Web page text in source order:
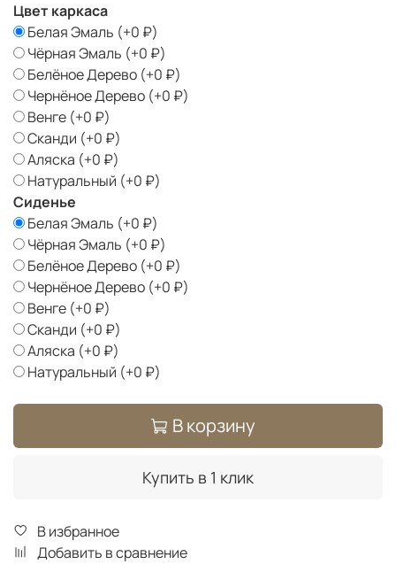
Цвет каркаса
Белая Эмаль (+0 ₽)
Чёрная Эмаль (+0 ₽)
Белёное Дерево (+0 ₽)
Чернёное Дерево (+0 ₽)
Венге (+0 ₽)
Сканди (+0 ₽)
Аляска (+0 ₽)
Натуральный (+0 ₽)
Сиденье
Белая Эмаль (+0 ₽)
Чёрная Эмаль (+0 ₽)
Белёное Дерево (+0 ₽)
Чернёное Дерево (+0 ₽)
Венге (+0 ₽)
Сканди (+0 ₽)
Аляска (+0 ₽)
Натуральный (+0 ₽)
В корзину
Купить в 1 клик
В избранное
Добавить в сравнение